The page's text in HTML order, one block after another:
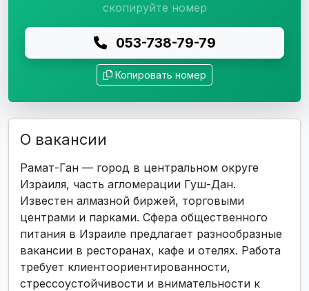
скопируйте номер
053-738-79-79
Копировать номер
О вакансии
Рамат-Ган — город в центральном округе
Израиля, часть агломерации Гуш-Дан.
Известен алмазной биржей, торговыми
центрами и парками. Сфера общественного
питания в Израиле предлагает разнообразные
вакансии в ресторанах, кафе и отелях. Работа
требует клиентоориентированности,
стрессоустойчивости и внимательности к